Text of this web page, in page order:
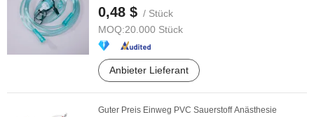
0,48 $ / Stück
MOQ:20.000 Stück
Anbieter Lieferant
Guter Preis Einweg PVC Sauerstoff Anästhesie